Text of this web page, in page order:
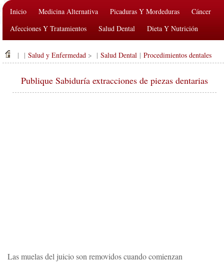
Inicio Medicina Alternativa Picaduras Y Mordeduras
Cáncer
Afecciones Y Tratamientos
Salud Dental
Dieta Y Nutrición
Salud Pública Y Seguridad
Cirugías Y Procedimientos Salud
| | Salud y Enfermedad > | Salud Dental | Procedimientos dentales
Publique Sabiduría extracciones de piezas dentarias
Las muelas del juicio son removidos cuando comienzan